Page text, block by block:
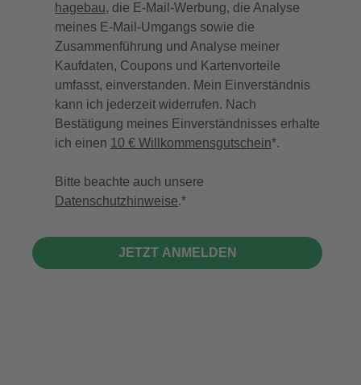
hagebau, die E-Mail-Werbung, die Analyse
meines E-Mail-Umgangs sowie die
Zusammenführung und Analyse meiner
Kaufdaten, Coupons und Kartenvorteile
umfasst, einverstanden. Mein Einverständnis
kann ich jederzeit widerrufen. Nach
Bestätigung meines Einverständnisses erhalte
ich einen 10 € Willkommensgutschein*.
Bitte beachte auch unsere
Datenschutzhinweise.
JETZT ANMELDEN